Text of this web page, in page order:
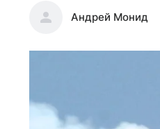
Андрей Монид